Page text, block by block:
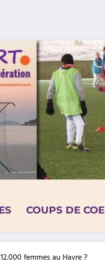
COUPS DE
femmes au Havre ?